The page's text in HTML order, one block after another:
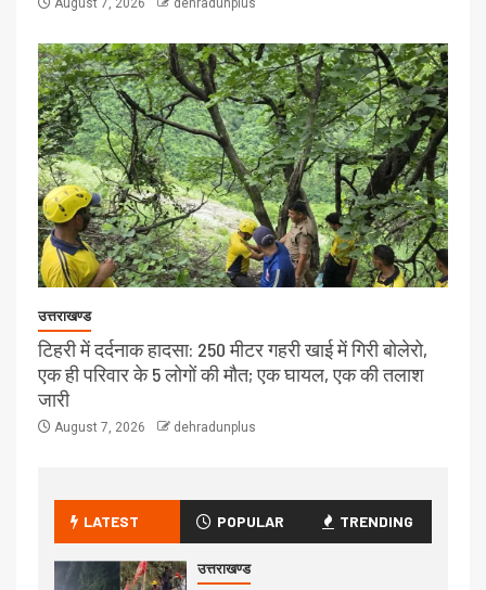
August 7, 2026 dehradunplus
उत्तराखण्ड
टिहरी में दर्दनाक हादसा: 250 मीटर गहरी खाई में गिरी बोलेरो,
एक ही परिवार के 5 लोगों की मौत; एक घायल, एक की तलाश
जारी
August 7, 2026 dehradunplus
LATEST POPULAR TRENDING
उत्तराखण्ड